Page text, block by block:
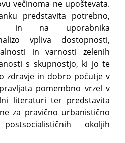
večinoma ne upoštevata.
predstavita potrebno,
in na uporabnika
vpliva dostopnosti,
in varnosti zelenih
s skupnostjo, ki jo te
zdravje in dobro počutje v
pomembno vrzel v
literaturi ter predstavita
za pravično urbanistično
okoljih